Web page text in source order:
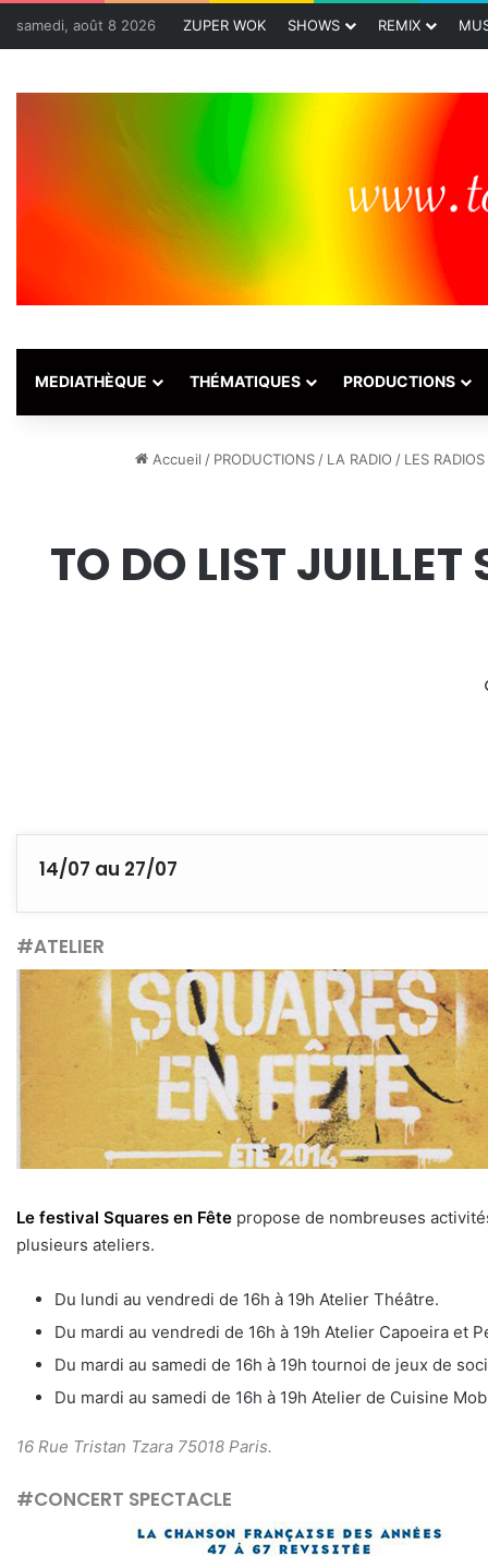
samedi, août 8 2026 ZUPER WOK SHOWS REMIX
MEDIATHÈQUE THÉMATIQUES PRODUCTIONS
Accueil / PRODUCTIONS / LA RADIO / LES RADIOS
TO DO LIST
14/07 au 27/07
#ATELIER
Le festival Squares en Fête propose de nombreuses
plusieurs ateliers.
Du lundi au vendredi de 16h à 19h Atelier Théâtre.
Du mardi au vendredi de 16h à 19h Atelier Capoeira et
Du mardi au samedi de 16h à 19h tournoi de jeux de
Du mardi au samedi de 16h à 19h Atelier de Cuisine
16 Rue Tristan Tzara 75018 Paris.
#CONCERT SPECTACLE